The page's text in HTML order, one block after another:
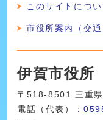
このサイトについ
市役所案内（交通
伊賀市役所
〒518-8501 三重
電話（代表）：